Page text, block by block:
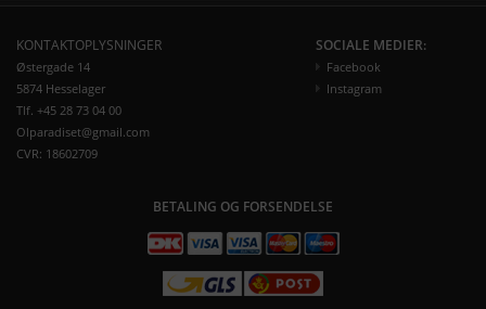
KONTAKTOPLYSNINGER
Østergade 14
5874 Hesselager
Tlf. +45 28 73 04 00
Olparadiset@gmail.com
CVR: 18602709
SOCIALE MEDIER:
Facebook
Instagram
BETALING OG FORSENDELSE